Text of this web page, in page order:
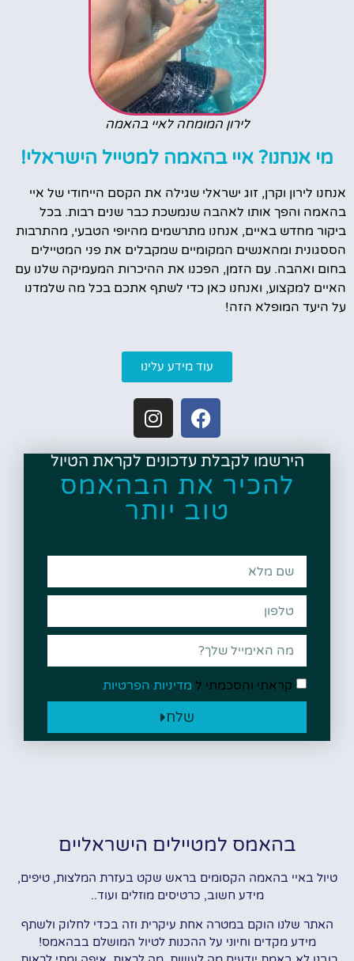
לירון המומחה לאיי בהאמה
מי אנחנו? איי בהאמה למטייל הישראלי!
אנחנו לירון וקרן, זוג ישראלי שגילה את הקסם הייחודי של איי
בהאמה והפך אותו לאהבה שנמשכת כבר שנים רבות. בכל
ביקור מחדש באיים, אנחנו מתרשמים מהיופי הטבעי, מהתרבות
הססגונית ומהאנשים המקומיים שמקבלים את פני המטיילים
בחום ואהבה. עם הזמן, הפכנו את ההיכרות המעמיקה שלנו עם
האיים למקצוע, ואנחנו כאן כדי לשתף אתכם בכל מה שלמדנו
על היעד המופלא הזה!
עוד מידע עלינו
הירשמו לקבלת עדכונים לקראת הטיול
להכיר את הבהאמס
טוב יותר
קראתי והסכמתי ל מדיניות הפרטיות
שלח
בהאמס למטיילים הישראליים
טיול באיי בהאמה הקסומים בראש שקט בעזרת המלצות, טיפים,
מידע חשוב, כרטיסים מוזלים ועוד..
האתר שלנו הוקם במטרה אחת עיקרית וזה בכדי לחלוק ולשתף
מידע מקדים וחיוני על ההכנות לטיול המושלם בבהאמס!